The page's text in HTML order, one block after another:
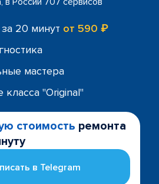
20 минут от 590 ₽
мастера
"Original"
стоимость ремонта
в Telegram